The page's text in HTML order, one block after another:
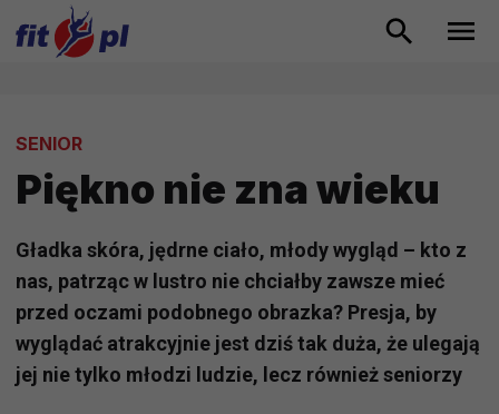
SENIOR
Piękno nie zna wieku
Gładka skóra, jędrne ciało, młody wygląd – kto z
nas, patrząc w lustro nie chciałby zawsze mieć
przed oczami podobnego obrazka? Presja, by
wyglądać atrakcyjnie jest dziś tak duża, że ulegają
jej nie tylko młodzi ludzie, lecz również seniorzy